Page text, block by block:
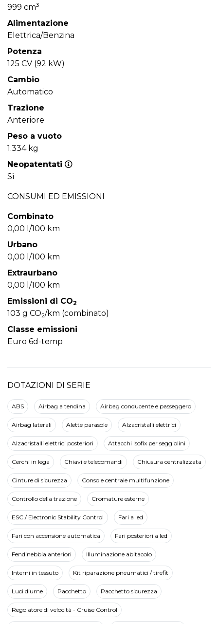
999 cm3
Alimentazione
Elettrica/Benzina
Potenza
125 CV (92 kW)
Cambio
Automatico
Trazione
Anteriore
Peso a vuoto
1.334 kg
Neopatentati
Sì
CONSUMI ED EMISSIONI
Combinato
0,00 l/100 km
Urbano
0,00 l/100 km
Extraurbano
0,00 l/100 km
Emissioni di CO2
103 g CO2/km (combinato)
Classe emissioni
Euro 6d-temp
DOTAZIONI DI SERIE
ABS Airbag a tendina Airbag conducente e passeggero
Airbag laterali Alette parasole Alzacristalli elettrici
Alzacristalli elettrici posteriori Attacchi Isofix per seggiolini
Cerchi in lega Chiavi e telecomandi Chiusura centralizzata
Cinture di sicurezza Console centrale multifunzione
Controllo della trazione Cromature esterne
ESC / Electronic Stability Control Fari a led
Fari con accensione automatica Fari posteriori a led
Fendinebbia anteriori Illuminazione abitacolo
Interni in tessuto Kit riparazione pneumatici / tirefit
Luci diurne Pacchetto Pacchetto sicurezza
Regolatore di velocità - Cruise Control